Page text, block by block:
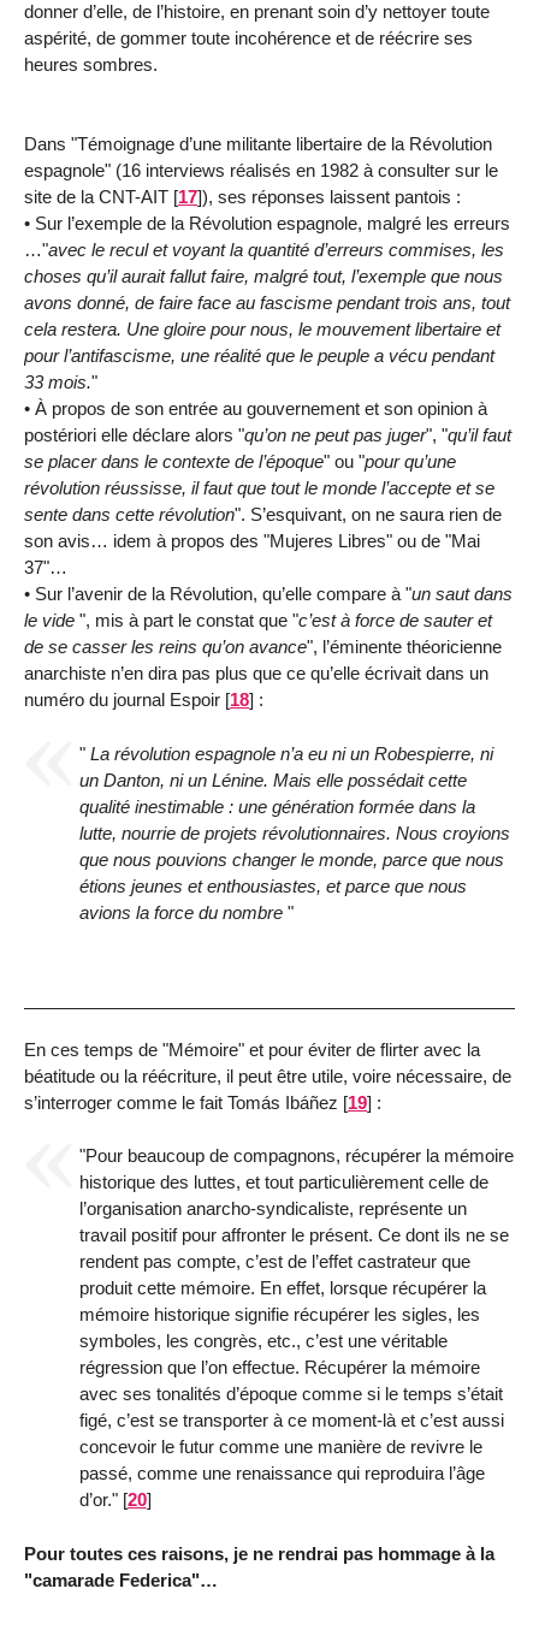
donner d’elle, de l’histoire, en prenant soin d’y nettoyer toute
aspérité, de gommer toute incohérence et de réécrire ses
heures sombres.
Dans "Témoignage d’une militante libertaire de la Révolution
espagnole" (16 interviews réalisés en 1982 à consulter sur le
site de la CNT-AIT [17]), ses réponses laissent pantois :
• Sur l’exemple de la Révolution espagnole, malgré les erreurs
…"avec le recul et voyant la quantité d’erreurs commises, les
choses qu’il aurait fallut faire, malgré tout, l’exemple que nous
avons donné, de faire face au fascisme pendant trois ans, tout
cela restera. Une gloire pour nous, le mouvement libertaire et
pour l’antifascisme, une réalité que le peuple a vécu pendant
33 mois."
• À propos de son entrée au gouvernement et son opinion à
postériori elle déclare alors "qu’on ne peut pas juger", "qu’il faut
se placer dans le contexte de l’époque" ou "pour qu’une
révolution réussisse, il faut que tout le monde l’accepte et se
sente dans cette révolution". S’esquivant, on ne saura rien de
son avis… idem à propos des "Mujeres Libres" ou de "Mai
37"…
• Sur l’avenir de la Révolution, qu’elle compare à "un saut dans
le vide ", mis à part le constat que "c’est à force de sauter et
de se casser les reins qu’on avance", l’éminente théoricienne
anarchiste n’en dira pas plus que ce qu’elle écrivait dans un
numéro du journal Espoir [18] :
" La révolution espagnole n’a eu ni un Robespierre, ni
un Danton, ni un Lénine. Mais elle possédait cette
qualité inestimable : une génération formée dans la
lutte, nourrie de projets révolutionnaires. Nous croyions
que nous pouvions changer le monde, parce que nous
étions jeunes et enthousiastes, et parce que nous
avions la force du nombre"
En ces temps de "Mémoire" et pour éviter de flirter avec la
béatitude ou la réécriture, il peut être utile, voire nécessaire, de
s’interroger comme le fait Tomás Ibáñez [19] :
"Pour beaucoup de compagnons, récupérer la mémoire
historique des luttes, et tout particulièrement celle de
l’organisation anarcho-syndicaliste, représente un
travail positif pour affronter le présent. Ce dont ils ne se
rendent pas compte, c’est de l’effet castrateur que
produit cette mémoire. En effet, lorsque récupérer la
mémoire historique signifie récupérer les sigles, les
symboles, les congrès, etc., c’est une véritable
régression que l’on effectue. Récupérer la mémoire
avec ses tonalités d’époque comme si le temps s’était
figé, c’est se transporter à ce moment-là et c’est aussi
concevoir le futur comme une manière de revivre le
passé, comme une renaissance qui reproduira l’âge
d’or."[20]
Pour toutes ces raisons, je ne rendrai pas hommage à la
"camarade Federica"…